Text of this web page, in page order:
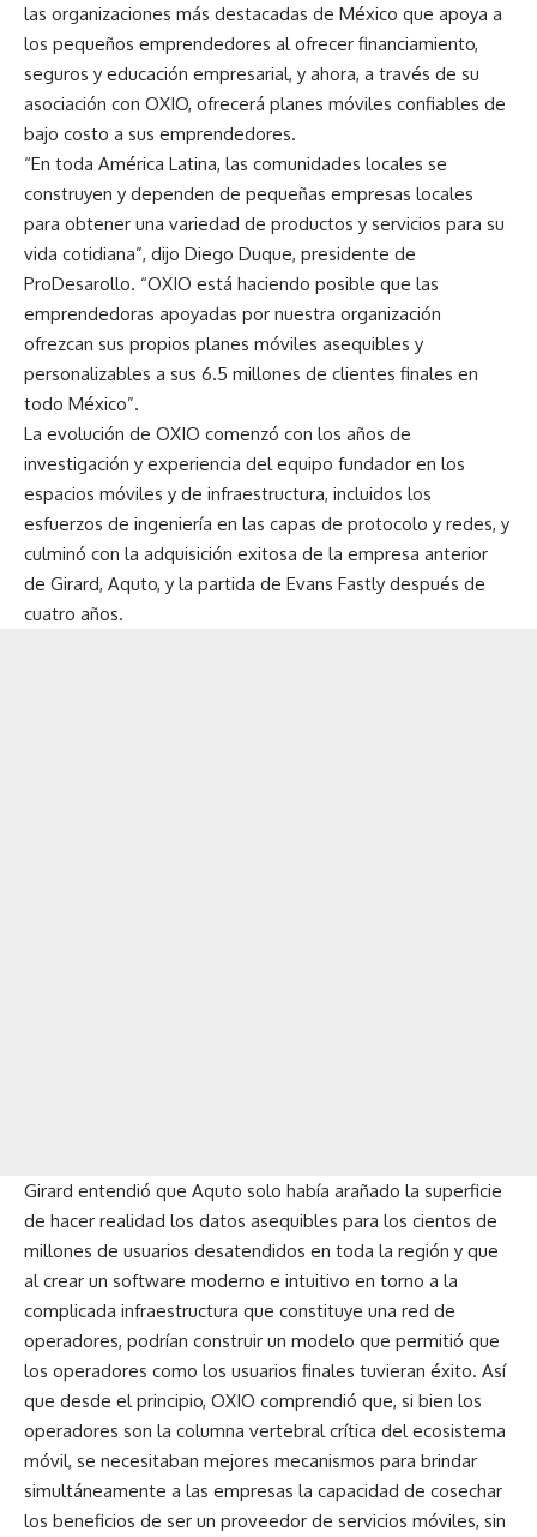
las organizaciones más destacadas de México que apoya a
los pequeños emprendedores al ofrecer financiamiento,
seguros y educación empresarial, y ahora, a través de su
asociación con OXIO, ofrecerá planes móviles confiables de
bajo costo a sus emprendedores.
“En toda América Latina, las comunidades locales se
construyen y dependen de pequeñas empresas locales
para obtener una variedad de productos y servicios para su
vida cotidiana”, dijo Diego Duque, presidente de
ProDesarollo. “OXIO está haciendo posible que las
emprendedoras apoyadas por nuestra organización
ofrezcan sus propios planes móviles asequibles y
personalizables a sus 6.5 millones de clientes finales en
todo México”.
La evolución de OXIO comenzó con los años de
investigación y experiencia del equipo fundador en los
espacios móviles y de infraestructura, incluidos los
esfuerzos de ingeniería en las capas de protocolo y redes, y
culminó con la adquisición exitosa de la empresa anterior
de Girard, Aquto, y la partida de Evans Fastly después de
cuatro años.
Girard entendió que Aquto solo había arañado la superficie
de hacer realidad los datos asequibles para los cientos de
millones de usuarios desatendidos en toda la región y que
al crear un software moderno e intuitivo en torno a la
complicada infraestructura que constituye una red de
operadores, podrían construir un modelo que permitió que
los operadores como los usuarios finales tuvieran éxito. Así
que desde el principio, OXIO comprendió que, si bien los
operadores son la columna vertebral crítica del ecosistema
móvil, se necesitaban mejores mecanismos para brindar
simultáneamente a las empresas la capacidad de cosechar
los beneficios de ser un proveedor de servicios móviles, sin